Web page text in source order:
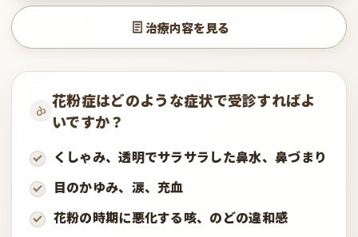
治療内容を見る
花粉症はどのような症状で受診すればよ
いですか？
くしゃみ、透明でサラサラした鼻水、鼻づまり
目のかゆみ、涙、充血
花粉の時期に悪化する咳、のどの違和感